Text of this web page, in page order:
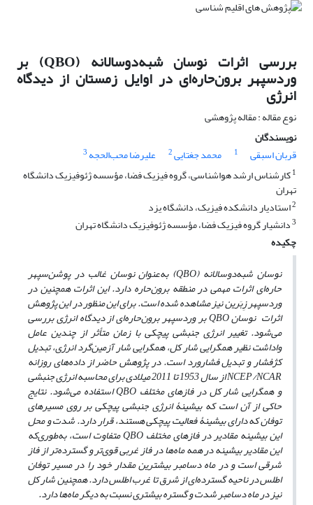
بررسی اثرات نوسان شبه‌دوسالانه (QBO) بر
وردسپهر برون‌حاره‌ای در اوایل زمستان از دیدگاه
انرژی
نوع مقاله : مقاله پژوهشی
نویسندگان
قربان اسبقی
1 محمد جغتایی2 علیرضا محب‌الحجه 3
1کارشناس ارشد هواشناسی، گروه فیزیک فضا، مؤسسه ژئوفیزیک دانشگاه
تهران
2استادیار دانشکده فیزیک، دانشگاه یزد
3دانشیار گروه فیزیک فضا، مؤسسه ژئوفیزیک دانشگاه تهران
چکیده
نوسان شبه‌دوسالانه (QBO) بهعنوان نوسان غالب در پوشن‌سپهر
حاره‌ای اثرات مهمی در منطقه‌ برون‌حاره دارد. این اثرات همچنین در
وردسپهر زِبَرین نیز مشاهده شده است. برای این منظور در این پژوهش
اثرات نوسانQBOبر وردسپهر برون‌حاره‌ای از دیدگاه انرژی بررسی
می‌شود.تغییر انرژی جنبشی پیچکی با زمان متأثر از چندین عامل
واداشت نظیر همگرایی شار کل،همگرایی شار آزمین‌گرد انرژی، تبدیل
کژفشار و تبدیل فشارورد است.در پژوهش حاضر از داده‌های روزانه
NCEP/NCAR از سال 1953 تا 2011 میلادی برای محاسبه انرژی جنبشی
و همگرایی شار کل در فازهای مختلف QBOاستفاده می‌شود.نتایج
حاکی از آن است که بیشینۀ انرژی جنبشی پیچکی بر روی مسیرهای
توفان که دارای بیشینۀ فعالیت پیچکی هستند، قرار دارد. شدت و محل
این بیشینه مقادیر در فازهای مختلفQBOمتفاوت است، به‌طوری‌که
این مقادیر بیشینه در همه ماه‌ها در فاز غربی قوی‌تر و گسترده‌تر از فاز
شرقی است و در ماه دسامبر بیشترین مقدار خود را در مسیر توفان
اطلس در ناحیه گسترده‌ای از شرق تا غرب اطلس دارد. همچنین شار کل
نیز در ماه دسامبر شدت و گستره بیشتری نسبت به دیگر ماه‌ها دارد.